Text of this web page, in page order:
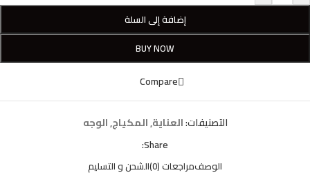
إضافة إلى السلة
BUY NOW
Compare
التصنيفات:العناية,المكياج,الوجه
Share:
الوصفمراجعات (0) الشحن و التسليم